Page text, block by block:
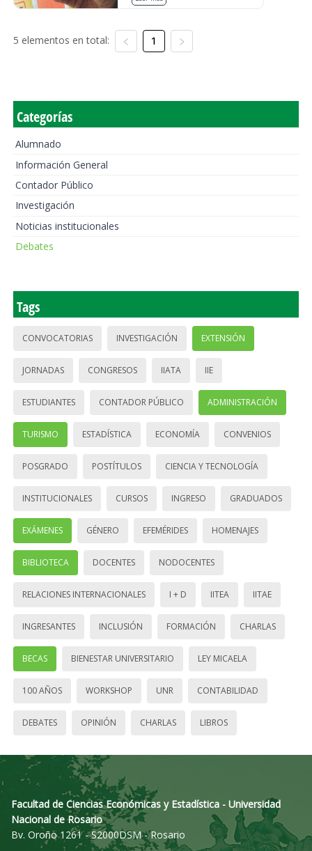
5 elementos en total: 1
Categorías
Alumnado
Información General
Contador Público
Investigación
Noticias institucionales
Debates
Tags
CONVOCATORIAS INVESTIGACIÓN EXTENSIÓN
JORNADAS CONGRESOS IIATA IIE
ESTUDIANTES CONTADOR PÚBLICO ADMINISTRACIÓN
TURISMO ESTADÍSTICA ECONOMÍA CONVENIOS
POSGRADO POSTÍTULOS CIENCIA Y TECNOLOGÍA
INSTITUCIONALES CURSOS INGRESO GRADUADOS
EXÁMENES GÉNERO EFEMÉRIDES HOMENAJES
BIBLIOTECA DOCENTES NODOCENTES
RELACIONES INTERNACIONALES I + D IITEA IITAE
INGRESANTES INCLUSIÓN FORMACIÓN CHARLAS
BECAS BIENESTAR UNIVERSITARIO LEY MICAELA
100 AÑOS WORKSHOP UNR CONTABILIDAD
DEBATES OPINIÓN CHARLAS LIBROS
Facultad de Ciencias Económicas y Estadística - Universidad
Nacional de Rosario
Bv. Oroño 1261 - S2000DSM - Rosario